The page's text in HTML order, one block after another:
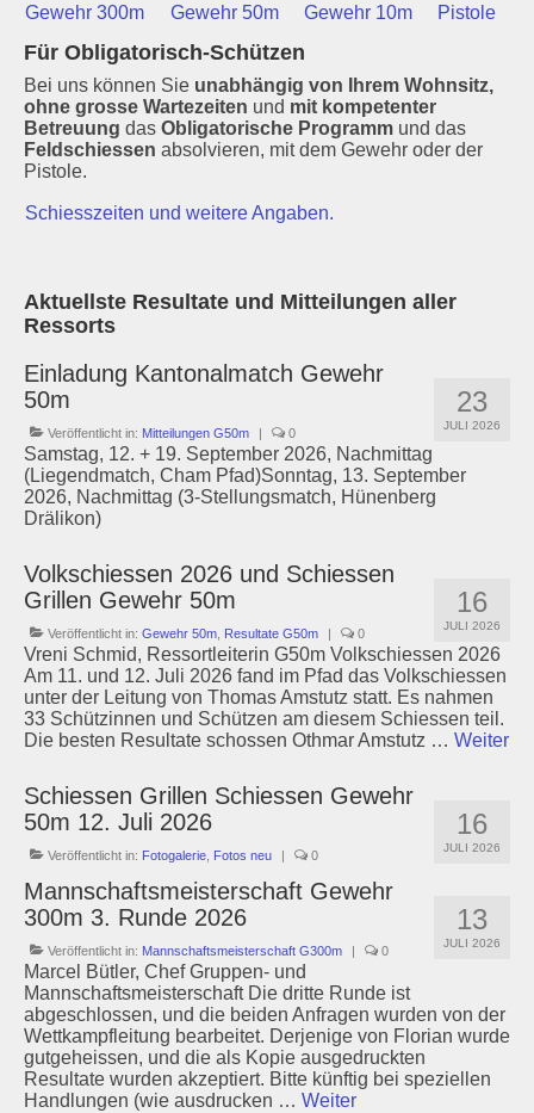
Gewehr 300m Gewehr 50m Gewehr 10m Pistole
Für Obligatorisch-Schützen
Bei uns können Sie unabhängig von Ihrem Wohnsitz,
ohne grosse Wartezeiten und mit kompetenter
Betreuung das Obligatorische Programm und das
Feldschiessen absolvieren, mit dem Gewehr oder der
Pistole.
Schiesszeiten und weitere Angaben.
Aktuellste Resultate und Mitteilungen aller
Ressorts
23
JULI 2026
Einladung Kantonalmatch Gewehr
50m
Veröffentlicht in: Mitteilungen G50m | 0
Samstag, 12. + 19. September 2026, Nachmittag
(Liegendmatch, Cham Pfad)Sonntag, 13. September
2026, Nachmittag (3-Stellungsmatch, Hünenberg
Drälikon)
16
JULI 2026
Volkschiessen 2026 und Schiessen
Grillen Gewehr 50m
Veröffentlicht in: Gewehr 50m Resultate G50m | 0
Vreni Schmid, Ressortleiterin G50m Volkschiessen 2026
Am 11. und 12. Juli 2026 fand im Pfad das Volkschiessen
unter der Leitung von Thomas Amstutz statt. Es nahmen
33 Schützinnen und Schützen am diesem Schiessen teil.
Die besten Resultate schossen Othmar Amstutz … Weiter
16
JULI 2026
Schiessen Grillen Schiessen Gewehr
50m 12. Juli 2026
Veröffentlicht in: Fotogalerie Fotos neu | 0
13
JULI 2026
Mannschaftsmeisterschaft Gewehr
300m 3. Runde 2026
Veröffentlicht in: Mannschaftsmeisterschaft G300m | 0
Marcel Bütler, Chef Gruppen- und
Mannschaftsmeisterschaft Die dritte Runde ist
abgeschlossen, und die beiden Anfragen wurden von der
Wettkampfleitung bearbeitet. Derjenige von Florian wurde
gutgeheissen, und die als Kopie ausgedruckten
Resultate wurden akzeptiert. Bitte künftig bei speziellen
Handlungen (wie ausdrucken … Weiter